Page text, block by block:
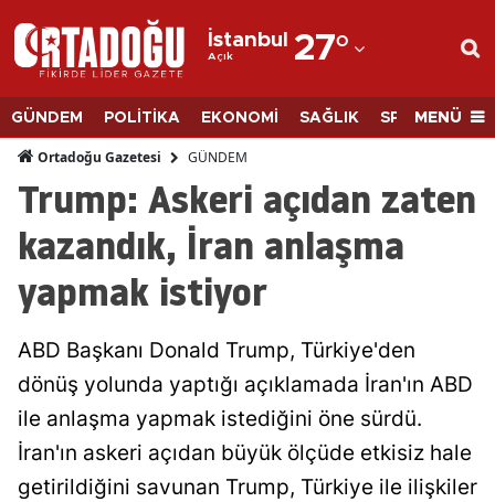
İstanbul
Açık 27°
Adana
Adıyaman
Afyonkarahisar
Ağrı
Amasya
Ankara
Antalya
Artvin
Aydın
GÜNDEM POLİTİKA EKONOMİ SAĞLIK SPORMENÜ
Ortadoğu Gazetesi GÜNDEM
Trump: Askeri açıdan zaten
kazandık, İran anlaşma
yapmak istiyor
ABD Başkanı Donald Trump, Türkiye'den
dönüş yolunda yaptığı açıklamada İran'ın ABD
ile anlaşma yapmak istediğini öne sürdü.
İran'ın askeri açıdan büyük ölçüde etkisiz hale
getirildiğini savunan Trump, Türkiye ile ilişkiler